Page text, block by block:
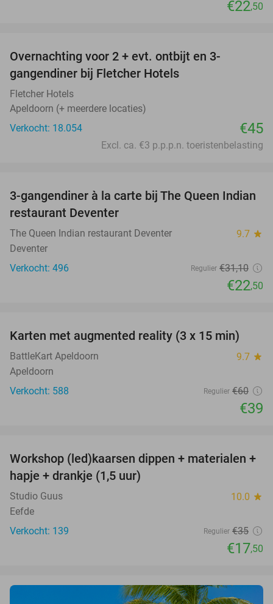
€22,50
Overnachting voor 2 + evt. ontbijt en 3-
gangendiner bij Fletcher Hotels
Fletcher Hotels
Apeldoorn (+ meerdere locaties)
Verkocht: 18.054
€45
Excl. ca. €3 p.p.p.n. toeristenbelasting
28%
3-gangendiner à la carte bij The Queen Indian
restaurant Deventer
The Queen Indian restaurant Deventer 9.7 star
Deventer
Verkocht: 496
Regulier €31,10
€22,50
35%
Karten met augmented reality (3 x 15 min)
BattleKart Apeldoorn 9.7 star
Apeldoorn
Verkocht: 588
Regulier €60
€39
50%
Workshop (led)kaarsen dippen + materialen +
hapje + drankje (1,5 uur)
Studio Guus 10.0 star
Eefde
Verkocht: 139
Regulier €35
€17,50